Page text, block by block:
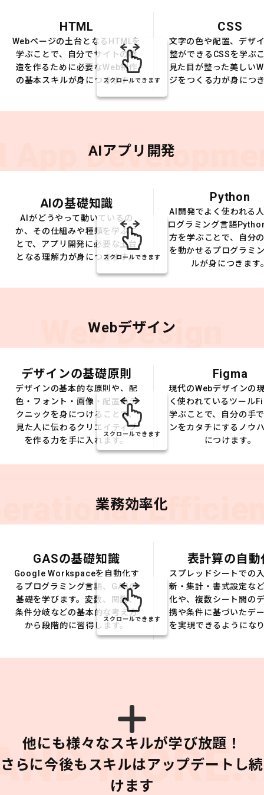
HTML
Webページの土台となるHTMLを
学ぶことで、自分でサイトの構
造を作るために必要なWeb制作
の基本スキルが身につきます。
CSS
文字の色や配置、デザ
整ができるCSSを学ぶ
見た目が整った美しい
ジをつくる力が身につ
スクロールできます
App AIアプリ開発
AIの基礎知識
AIがどうやって動いているの
か、その仕組みや種類を学ぶこ
とで、アプリ開発に必要な土台
となる理解力が身につきます。
Python
AI開発でよく使われる
ログラミング言語
方を学ぶことで、自分
を動かせるプログラミ
ルが身につきます
スクロールできます
Web Design
Webデザイン
デザインの基礎原則
デザインの基本的な原則や、配
色・フォント・画像・配置のテ
クニックを身につけることで、
見た人に伝わるクリエイティブ
を作る力を手に入れます。
Figma
現代のWebデザインの
く使われているツール
学ぶことで、自分の手
ンをカタチにするノウ
につけます。
スクロールできます
業務効率化
GASの基礎知識
Google Workspaceを自動化す
るプログラミング言語、GASの
基礎を学びます。変数、関数、
条件分岐などの基本的な考え方
から段階的に習得します。
表計算の自動
スプレッドシートでの
新・集計・書式設定な
化や、複数シート間の
携や条件に基づいたデ
を実現できるようにな
スクロールできます
他にも様々なスキルが学び放題！
さらに今後もスキルはアップデートし続
けます